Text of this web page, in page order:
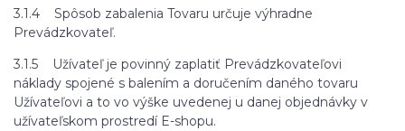
3.1.4 Spôsob zabalenia Tovaru určuje výhradne
Prevádzkovateľ.
3.1.5 Užívateľ je povinný zaplatiť Prevádzkovateľovi
náklady spojené s balením a doručením daného tovaru
Užívateľovi a to vo výške uvedenej u danej objednávky v
užívateľskom prostredí E-shopu.